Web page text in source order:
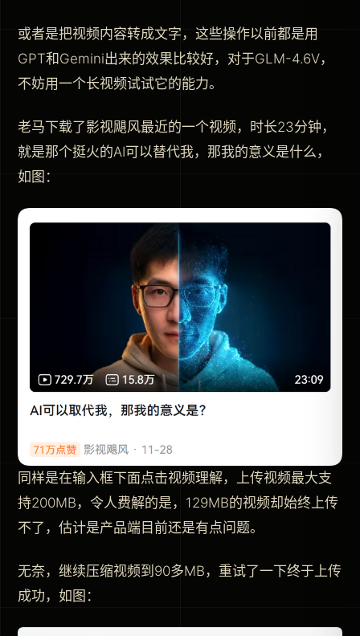
或者是把视频内容转成文字，这些操作以前都是用
GPT和Gemini出来的效果比较好，对于GLM-4.6V，
不妨用一个长视频试试它的能力。
老马下载了影视飓风最近的一个视频，时长23分钟，
就是那个挺火的AI可以替代我，那我的意义是什么，
如图：
同样是在输入框下面点击视频理解，上传视频最大支
持200MB，令人费解的是，129MB的视频却始终上传
不了，估计是产品端目前还是有点问题。
无奈，继续压缩视频到90多MB，重试了一下终于上传
成功，如图：